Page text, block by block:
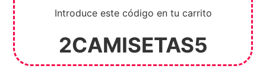
Introduce este código en tu carrito
2CAMISETAS5